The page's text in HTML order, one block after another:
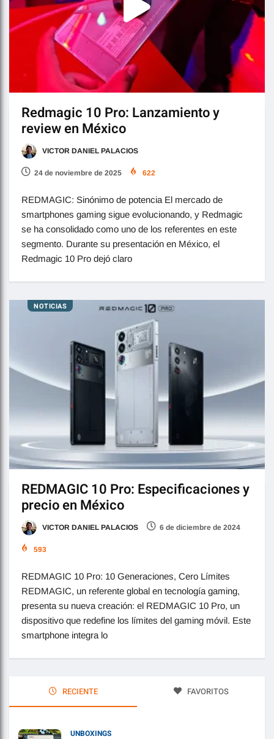
Redmagic 10 Pro: Lanzamiento y
review en México
VICTOR DANIEL PALACIOS
24 de noviembre de 2025 622
REDMAGIC: Sinónimo de potencia El mercado de
smartphones gaming sigue evolucionando, y Redmagic
se ha consolidado como uno de los referentes en este
segmento. Durante su presentación en México, el
Redmagic 10 Pro dejó claro
NOTICIAS
REDMAGIC 10 Pro: Especificaciones y
precio en México
VICTOR DANIEL PALACIOS 6 de diciembre de 2024
593
REDMAGIC 10 Pro: 10 Generaciones, Cero Límites
REDMAGIC, un referente global en tecnología gaming,
presenta su nueva creación: el REDMAGIC 10 Pro, un
dispositivo que redefine los límites del gaming móvil. Este
smartphone integra lo
RECIENTE FAVORITOS
UNBOXINGS